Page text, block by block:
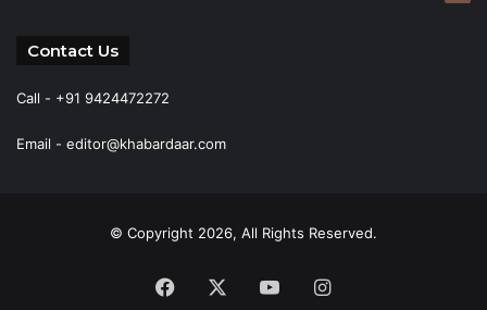
Contact Us
Call - +91 9424472272
Email - editor@khabardaar.com
© Copyright 2026, All Rights Reserved.
Facebook YouTubeInstagram